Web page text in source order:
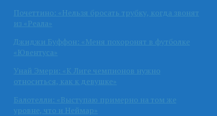
Почеттино: «Нельзя бросать трубку, когда звонят
из «Реала»
Джиджи Буффон: «Меня похоронят в футболке
«Ювентуса»
Унай Эмери: «К Лиге чемпионов нужно
относиться, как к девушке»
Балотелли: «Выступаю примерно на том же
уровне, что и Неймар»